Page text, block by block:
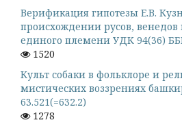
Верификация гипотезы Е.В.
происхождении русов,
единого племени УДК 94(36)
1520
Культ собаки в фольклоре и
мистических воззрениях
63.521(=632.2)
1278